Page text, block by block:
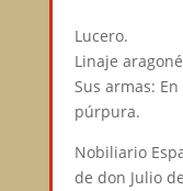
Lucero.
Linaje
Sus armas:
púrpura.
Nobiliario
de don Julio